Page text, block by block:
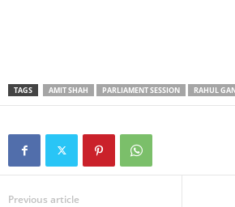
TAGS AMIT SHAH PARLIAMENT SESSION RAHUL
Previous article